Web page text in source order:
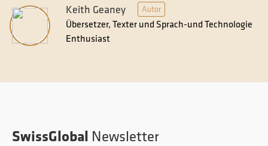
Keith Geaney Autor
Übersetzer, Texter und Sprach-und Technologie
Enthusiast
SwissGlobal Newsletter